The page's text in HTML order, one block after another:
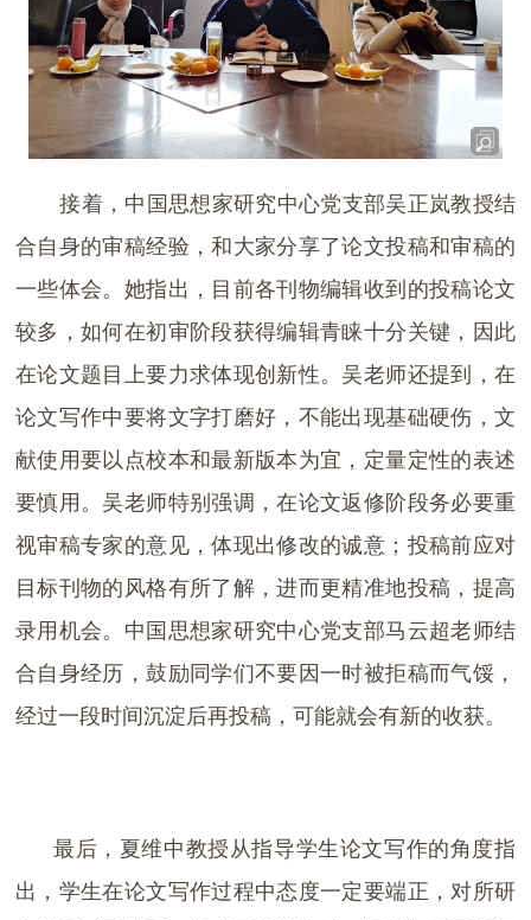
接着，中国思想家研究中心党支部吴正岚教授结
合自身的审稿经验，和大家分享了论文投稿和审稿的
一些体会。她指出，目前各刊物编辑收到的投稿论文
较多，如何在初审阶段获得编辑青睐十分关键，因此
在论文题目上要力求体现创新性。吴老师还提到，在
论文写作中要将文字打磨好，不能出现基础硬伤，文
献使用要以点校本和最新版本为宜，定量定性的表述
要慎用。吴老师特别强调，在论文返修阶段务必要重
视审稿专家的意见，体现出修改的诚意；投稿前应对
目标刊物的风格有所了解，进而更精准地投稿，提高
录用机会。中国思想家研究中心党支部马云超老师结
合自身经历，鼓励同学们不要因一时被拒稿而气馁，
经过一段时间沉淀后再投稿，可能就会有新的收获。
最后，夏维中教授从指导学生论文写作的角度指
出，学生在论文写作过程中态度一定要端正，对所研